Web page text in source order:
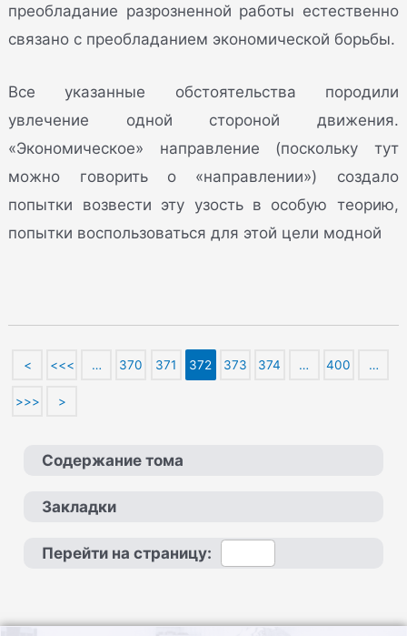
преобладание разрозненной работы естественно
связано с преобладанием экономической борьбы.
Все указанные обстоятельства породили
увлечение одной стороной движения.
«Экономическое» направление (поскольку тут
можно говорить о «направлении») создало
попытки возвести эту узость в особую теорию,
попытки воспользоваться для этой цели модной
< <<< … 370 371 372 373 374 … 400 …
>>> >
Содержание тома
Закладки
Перейти на страницу: